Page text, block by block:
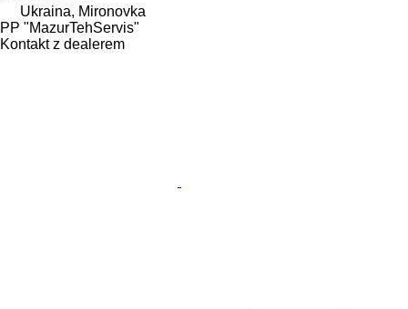
Ukraina, Mironovka
PP "MazurTehServis"
Kontakt z dealerem